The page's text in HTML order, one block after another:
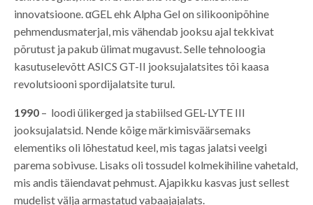
innovatsioone. αGEL ehk Alpha Gel on silikoonipõhine
pehmendusmaterjal, mis vähendab jooksu ajal tekkivat
põrutust ja pakub ülimat mugavust. Selle tehnoloogia
kasutuselevõtt ASICS GT-II jooksujalatsites tõi kaasa
revolutsiooni spordijalatsite turul.
1990 – loodi ülikerged ja stabiilsed GEL-LYTE III
jooksujalatsid. Nende kõige märkimisväärsemaks
elementiks oli lõhestatud keel, mis tagas jalatsi veelgi
parema sobivuse. Lisaks oli tossudel kolmekihiline vahetald,
mis andis täiendavat pehmust. Ajapikku kasvas just sellest
mudelist välja armastatud vabaajajalats.